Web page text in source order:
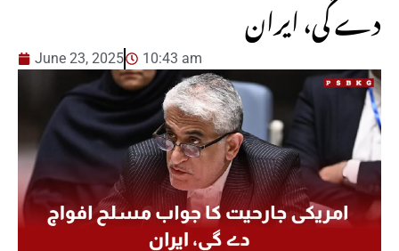
دے گی، ایران
June 23, 2025 10:43 am